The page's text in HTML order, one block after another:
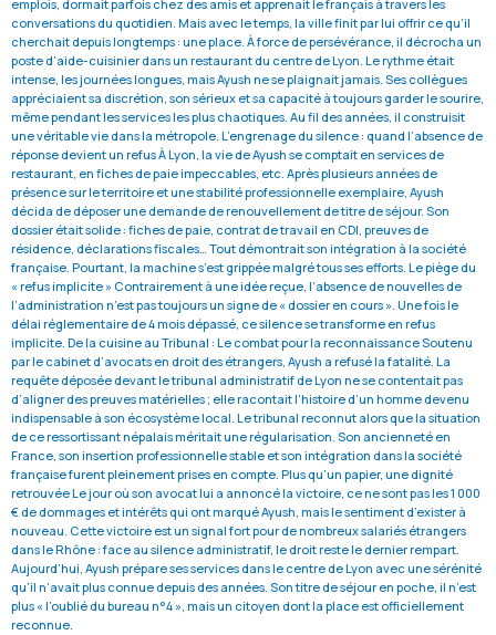
emplois, dormait parfois chez des amis et apprenait le français à travers les
conversations du quotidien. Mais avec le temps, la ville finit par lui offrir ce qu’il
cherchait depuis longtemps : une place. À force de persévérance, il décrocha un
poste d’aide-cuisinier dans un restaurant du centre de Lyon. Le rythme était
intense, les journées longues, mais Ayush ne se plaignait jamais. Ses collègues
appréciaient sa discrétion, son sérieux et sa capacité à toujours garder le sourire,
même pendant les services les plus chaotiques. Au fil des années, il construisit
une véritable vie dans la métropole. L’engrenage du silence : quand l’absence de
réponse devient un refus À Lyon, la vie de Ayush se comptait en services de
restaurant, en fiches de paie impeccables, etc. Après plusieurs années de
présence sur le territoire et une stabilité professionnelle exemplaire, Ayush
décida de déposer une demande de renouvellement de titre de séjour. Son
dossier était solide : fiches de paie, contrat de travail en CDI, preuves de
résidence, déclarations fiscales… Tout démontrait son intégration à la société
française. Pourtant, la machine s’est grippée malgré tous ses efforts. Le piège du
« refus implicite » Contrairement à une idée reçue, l’absence de nouvelles de
l’administration n’est pas toujours un signe de « dossier en cours ». Une fois le
délai réglementaire de 4 mois dépassé, ce silence se transforme en refus
implicite. De la cuisine au Tribunal : Le combat pour la reconnaissance Soutenu
par le cabinet d’avocats en droit des étrangers, Ayush a refusé la fatalité. La
requête déposée devant le tribunal administratif de Lyon ne se contentait pas
d’aligner des preuves matérielles ; elle racontait l’histoire d’un homme devenu
indispensable à son écosystème local. Le tribunal reconnut alors que la situation
de ce ressortissant népalais méritait une régularisation. Son ancienneté en
France, son insertion professionnelle stable et son intégration dans la société
française furent pleinement prises en compte. Plus qu’un papier, une dignité
retrouvée Le jour où son avocat lui a annoncé la victoire, ce ne sont pas les 1 000
€ de dommages et intérêts qui ont marqué Ayush, mais le sentiment d’exister à
nouveau. Cette victoire est un signal fort pour de nombreux salariés étrangers
dans le Rhône : face au silence administratif, le droit reste le dernier rempart.
Aujourd’hui, Ayush prépare ses services dans le centre de Lyon avec une sérénité
qu’il n’avait plus connue depuis des années. Son titre de séjour en poche, il n’est
plus « l’oublié du bureau n°4 », mais un citoyen dont la place est officiellement
reconnue.